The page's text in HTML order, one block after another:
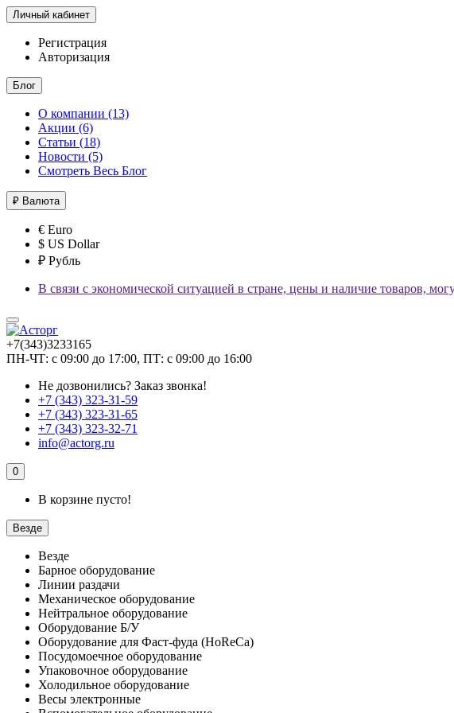
Личный кабинет
Регистрация
Авторизация
Блог
О компании (13)
Акции (6)
Статьи (18)
Новости (5)
Смотреть Весь Блог
₽ Валюта
€ Euro
$ US Dollar
₽ Рубль
В связи с экономической ситуацией в стране, цены и наличие товаров,
+7(343)3233165
ПН-ЧТ: с 09:00 до 17:00, ПТ: с 09:00 до 16:00
Не дозвонились? Заказ звонка!
+7 (343) 323-31-59
+7 (343) 323-31-65
+7 (343) 323-32-71
info@actorg.ru
0
В корзине пусто!
Везде
Везде
Барное оборудование
Линии раздачи
Механическое оборудование
Нейтральное оборудование
Оборудование Б/У
Оборудование для Фаст-фуда (HoReCa)
Посудомоечное оборудование
Упаковочное оборудование
Холодильное оборудование
Весы электронные